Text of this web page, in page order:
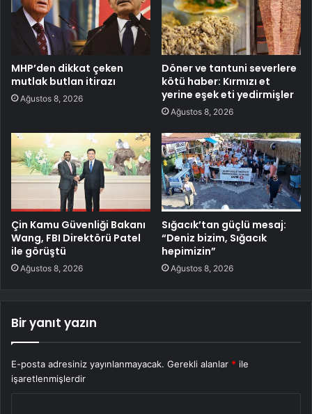
MHP’den dikkat çeken
mutlak butlan itirazı
Ağustos 8, 2026
Döner ve tantuni severlere
kötü haber: Kırmızı et
yerine eşek eti yedirmişler
Ağustos 8, 2026
Çin Kamu Güvenliği Bakanı
Wang, FBI Direktörü Patel
ile görüştü
Ağustos 8, 2026
Sığacık’tan güçlü mesaj:
“Deniz bizim, Sığacık
hepimizin”
Ağustos 8, 2026
Bir yanıt yazın
E-posta adresiniz yayınlanmayacak. Gerekli alanlar * ile
işaretlenmişlerdir